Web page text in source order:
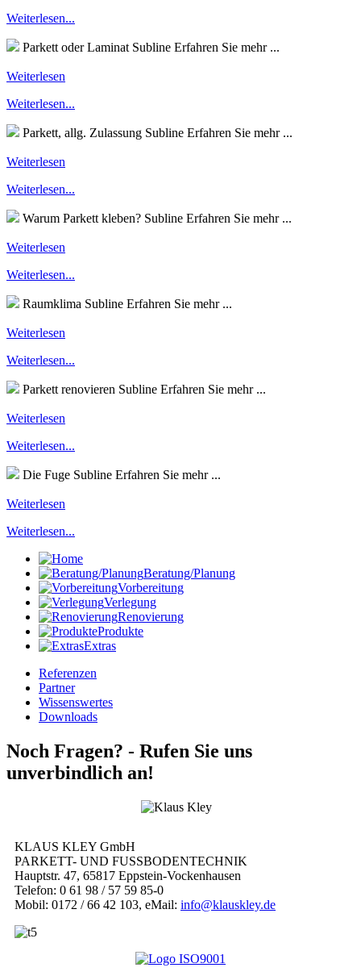
Weiterlesen...
Parkett oder Laminat Subline Erfahren Sie mehr ...
Weiterlesen
Weiterlesen...
Parkett, allg. Zulassung Subline Erfahren Sie mehr ...
Weiterlesen
Weiterlesen...
Warum Parkett kleben? Subline Erfahren Sie mehr ...
Weiterlesen
Weiterlesen...
Raumklima Subline Erfahren Sie mehr ...
Weiterlesen
Weiterlesen...
Parkett renovieren Subline Erfahren Sie mehr ...
Weiterlesen
Weiterlesen...
Die Fuge Subline Erfahren Sie mehr ...
Weiterlesen
Weiterlesen...
Beratung/Planung
Vorbereitung
Verlegung
Renovierung
Produkte
Extras
Referenzen
Partner
Wissenswertes
Downloads
Noch Fragen? - Rufen Sie uns
unverbindlich an!
KLAUS KLEY GmbH
PARKETT- UND FUSSBODENTECHNIK
Hauptstr. 47, 65817 Eppstein-Vockenhausen
Telefon: 0 61 98 / 57 59 85-0
Mobil: 0172 / 66 42 103, eMail: info@klauskley.de